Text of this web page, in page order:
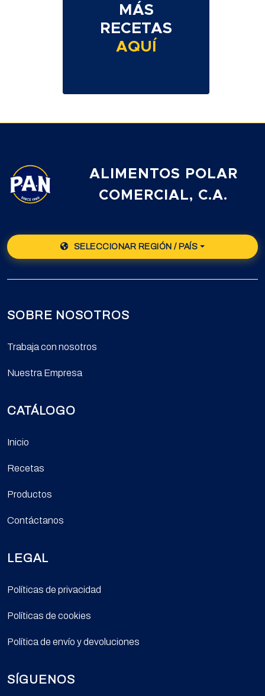
MÁS
RECETAS
AQUÍ
ALIMENTOS POLAR
COMERCIAL, C.A.
SELECCIONAR REGIÓN / PAÍS
SOBRE NOSOTROS
Trabaja con nosotros
Nuestra Empresa
CATÁLOGO
Inicio
Recetas
Productos
Contáctanos
LEGAL
Políticas de privacidad
Políticas de cookies
Política de envío y devoluciones
SÍGUENOS